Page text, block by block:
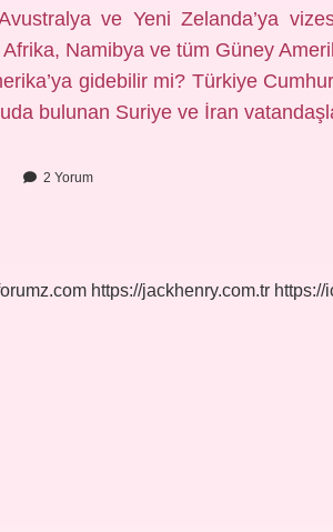
ve Yeni Zelanda’ya
Namibya ve tüm Güney
gidebilir mi? Türkiye
bulunan Suriye ve İran
2 Yorum
https://jackhenry.com.tr https://